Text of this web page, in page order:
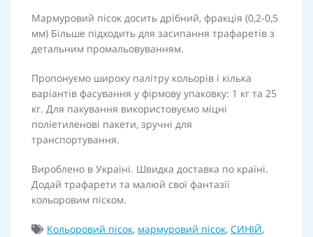
Мармуровий пісок досить дрібний, фракція (0,2-0,5
мм) Більше підходить для засипання трафаретів з
детальним промальовуванням.
Пропонуємо широку палітру кольорів і кілька
варіантів фасування у фірмову упаковку: 1 кг та 25
кг. Для пакування використовуємо міцні
поліетиленові пакети, зручні для
транспортування.
Вироблено в Україні. Швидка доставка по країні.
Додай трафарети та малюй свої фантазії
кольоровим піском.
Кольоровий пісок, мармуровий пісок, СИНІЙ,